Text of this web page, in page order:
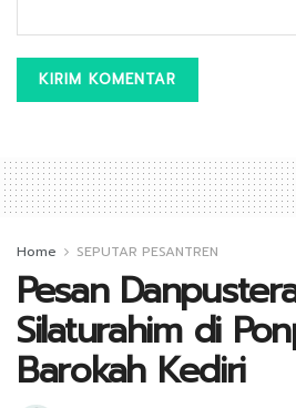
Home SEPUTAR PESANTREN
Pesan
Silaturahim di
Barokah Kediri